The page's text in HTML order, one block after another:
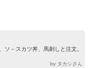
ソ－スカツ丼、馬刺しと注文。
by タカシさん